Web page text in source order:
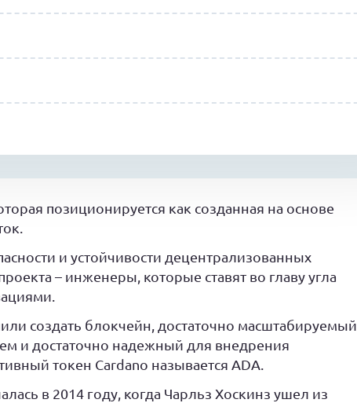
позиционируется как созданная на основе
и устойчивости децентрализованных
– инженеры, которые ставят во главу угла
создать блокчейн, достаточно масштабируемый
и достаточно надежный для внедрения
токен Cardano называется ADA.
в 2014 году, когда Чарльз Хоскинз ушел из